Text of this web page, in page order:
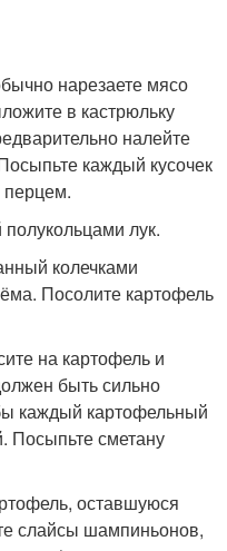
нарезаете мясо
в кастрюльку
налейте
каждый кусочек
лук.
колечками
Посолите картофель
на картофель и
быть сильно
каждый картофельный
Посыпьте сметану
оставшуюся
слайсы шампиньонов,